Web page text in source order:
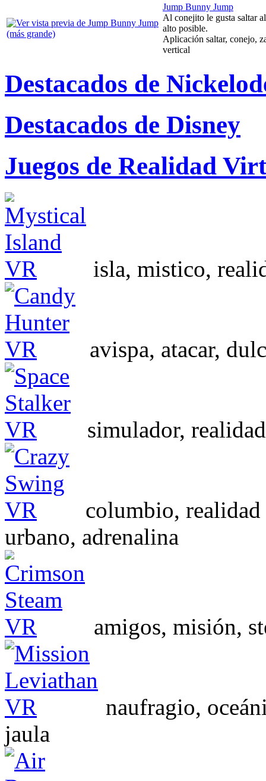
Jump Bunny Jump
Al conejito le gusta saltar
alto posible.
Aplicación saltar, conejo,
vertical
Destacados de
Destacados de Disney
Juegos de Realidad
isla, mistico,
avispa, atacar,
simulador,
columbio,
urbano, adrenalina
amigos, misión,
naufragio,
jaula